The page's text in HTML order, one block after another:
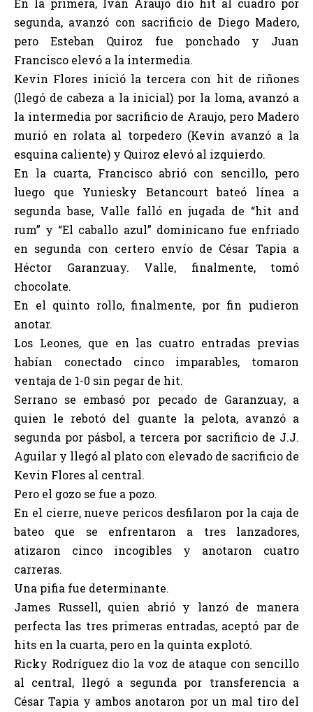
En la primera, Iván Araujo dio hit al cuadro por
segunda, avanzó con sacrificio de Diego Madero,
pero Esteban Quiroz fue ponchado y Juan
Francisco elevó a la intermedia.
Kevin Flores inició la tercera con hit de riñones
(llegó de cabeza a la inicial) por la loma, avanzó a
la intermedia por sacrificio de Araujo, pero Madero
murió en rolata al torpedero (Kevin avanzó a la
esquina caliente) y Quiroz elevó al izquierdo.
En la cuarta, Francisco abrió con sencillo, pero
luego que Yuniesky Betancourt bateó línea a
segunda base, Valle falló en jugada de “hit and
rum” y “El caballo azul” dominicano fue enfriado
en segunda con certero envío de César Tapia a
Héctor Garanzuay. Valle, finalmente, tomó
chocolate.
En el quinto rollo, finalmente, por fin pudieron
anotar.
Los Leones, que en las cuatro entradas previas
habían conectado cinco imparables, tomaron
ventaja de 1-0 sin pegar de hit.
Serrano se embasó por pecado de Garanzuay, a
quien le rebotó del guante la pelota, avanzó a
segunda por pásbol, a tercera por sacrificio de J.J.
Aguilar y llegó al plato con elevado de sacrificio de
Kevin Flores al central.
Pero el gozo se fue a pozo.
En el cierre, nueve pericos desfilaron por la caja de
bateo que se enfrentaron a tres lanzadores,
atizaron cinco incogibles y anotaron cuatro
carreras.
Una pifia fue determinante.
James Russell, quien abrió y lanzó de manera
perfecta las tres primeras entradas, aceptó par de
hits en la cuarta, pero en la quinta explotó.
Ricky Rodríguez dio la voz de ataque con sencillo
al central, llegó a segunda por transferencia a
César Tapia y ambos anotaron por un mal tiro del